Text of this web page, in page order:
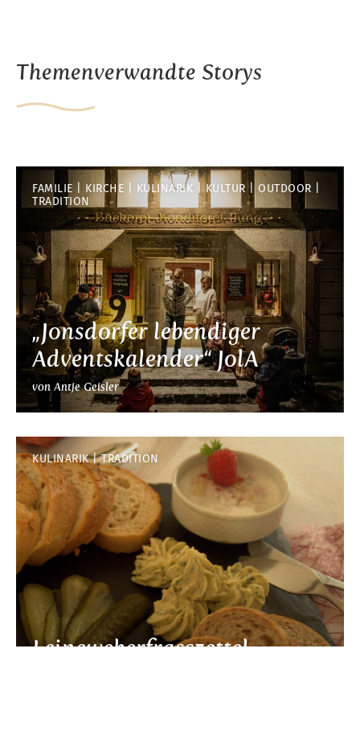
Themenverwandte Storys
FAMILIE KIRCHE KULINARIK KULTUR
OUTDOOR
TRADITION
„Jonsdorfer lebendiger
Adventskalender“ JolA
von Antje Geisler
KULINARIK TRADITION
Leineweberfrasszettel